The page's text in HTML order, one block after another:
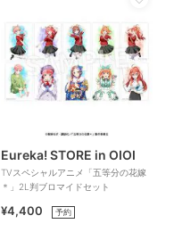
Eureka! STORE in OIOI
TVスペシャルアニメ「五等分の花嫁
＊」2L判ブロマイドセット
¥4,400 予約